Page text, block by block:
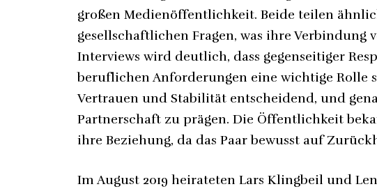
großen Medienöffentlichkeit. Beide teilen
gesellschaftlichen Fragen, was ihre Verbindung
Interviews wird deutlich, dass gegenseitiger
beruflichen Anforderungen eine wichtige Rolle
Vertrauen und Stabilität entscheidend, und
Partnerschaft zu prägen. Die Öffentlichkeit
ihre Beziehung, da das Paar bewusst auf
Im August 2019 heirateten Lars Klingbeil und